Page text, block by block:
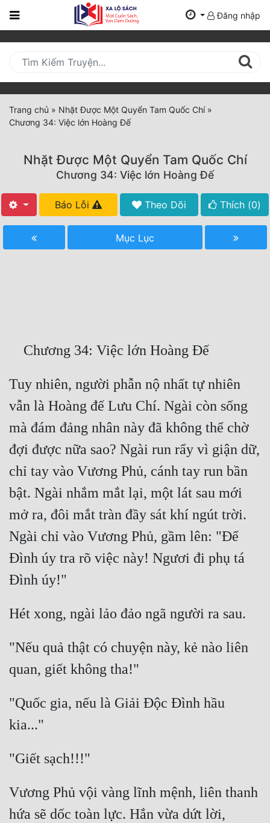
Trang
Mới
Cập
Nhật
(current)
Thể Loại
Tất Cả
Hoàn Thành
Truyện Nhập Môn
Truyện ngắn
Xa Lộ Dịch
Cung Đấu
Cạnh Kỹ
Du Hí
Dị Năng
Gia Đấu
Góc Nhìn Nữ
Huyền Ảo
Hài Hước
Đăng nhập
Trang chủ » Nhặt Được Một Quyển Tam Quốc Chí»
Chương 34: Việc lớn Hoàng Đế
Nhặt Được Một Quyển Tam Quốc Chí
Chương 34: Việc lớn Hoàng Đế
Báo Lỗi Theo Dõi Thích (0)
Mục Lục
Tuy nhiên, người phẫn nộ nhất tự nhiên
vẫn là Hoàng đế Lưu Chí. Ngài còn sống
mà đám đảng nhân này đã không thể chờ
đợi được nữa sao? Ngài run rẩy vì giận dữ,
chỉ tay vào Vương Phủ, cánh tay run bần
bật. Ngài nhắm mắt lại, một lát sau mới
mở ra, đôi mắt tràn đầy sát khí ngút trời.
Ngài chỉ vào Vương Phủ, gầm lên: "Để
Đình úy tra rõ việc này! Ngươi đi phụ tá
"Nếu quả thật có chuyện này, kẻ nào liên
"Quốc gia, nếu là Giải Độc Đình hầu
Vương Phủ vội vàng lĩnh mệnh, liên thanh
hứa sẽ dốc toàn lực. Hắn vừa dứt lời,